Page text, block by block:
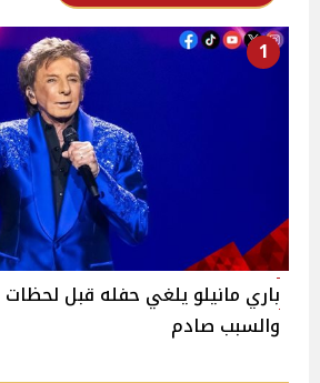
1
باري مانيلو يلغي حفله قبل
والسبب صادم